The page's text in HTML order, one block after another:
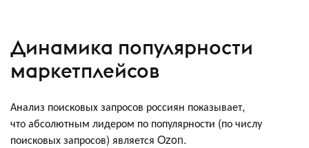
Динамика популярности
маркетплейсов
Анализ поисковых запросов россиян показывает,
что абсолютным лидером по популярности (по числу
поисковых запросов) является Ozon.